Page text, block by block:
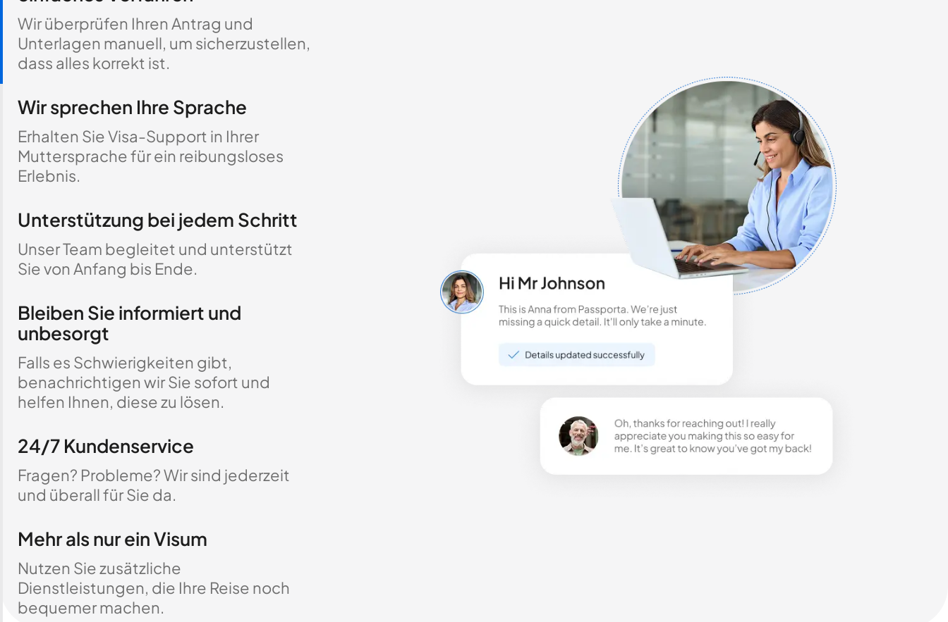
Wir überprüfen Ihren Antrag und
Unterlagen manuell, um sicherzustellen,
dass alles korrekt ist.
Wir sprechen Ihre Sprache
Erhalten Sie Visa-Support in Ihrer
Muttersprache für ein reibungsloses
Erlebnis.
Unterstützung bei jedem Schritt
Unser Team begleitet und unterstützt
Sie von Anfang bis Ende.
Bleiben Sie informiert und
unbesorgt
Falls es Schwierigkeiten gibt,
benachrichtigen wir Sie sofort und
helfen Ihnen, diese zu lösen.
24/7 Kundenservice
Fragen? Probleme? Wir sind jederzeit
und überall für Sie da.
Mehr als nur ein Visum
Nutzen Sie zusätzliche
Dienstleistungen, die Ihre Reise noch
bequemer machen.